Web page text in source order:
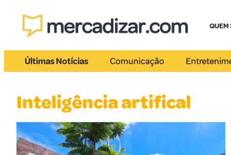
QUEM
Últimas Notícias Comunicação
Inteligência artifical